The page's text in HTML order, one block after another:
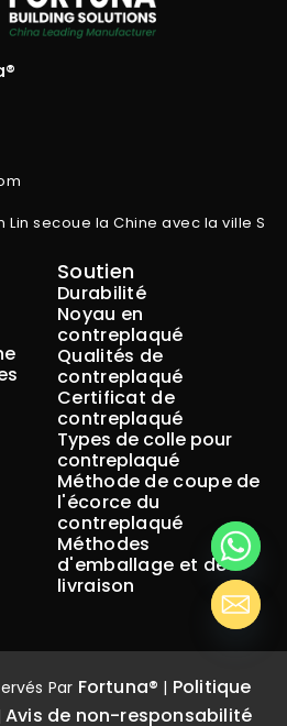
Lin secoue la Chine avec la ville S
Soutien
Durabilité
Noyau en
contreplaqué
Qualités de
contreplaqué
Certificat de
contreplaqué
Types de colle pour
contreplaqué
Méthode de coupe de
l'écorce du
contreplaqué
Méthodes
d'emballage et de
livraison
Par Fortuna® | Politique
Avis de non-responsabilité